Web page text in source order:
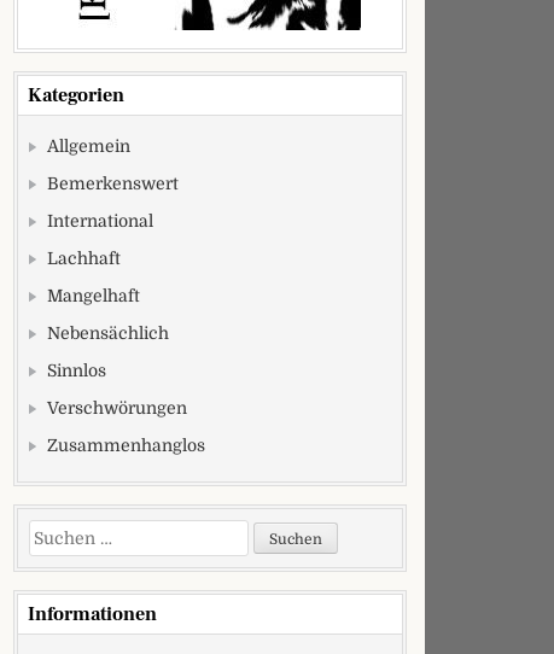
Kategorien
Allgemein
Bemerkenswert
International
Lachhaft
Mangelhaft
Nebensächlich
Sinnlos
Verschwörungen
Zusammenhanglos
Suchen nach:
Informationen